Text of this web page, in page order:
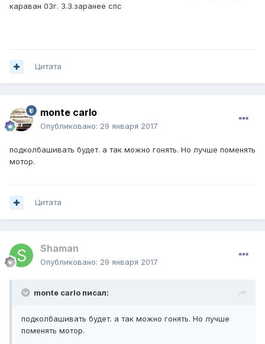
караван 03г. 3.3.заранее спс
Цитата
monte carlo
Опубликовано: 29 января 2017
подколбашивать будет. а так можно гонять. Но лучше поменять
мотор.
Цитата
Shaman
Опубликовано: 29 января 2017
monte carlo писал:
подколбашивать будет. а так можно гонять. Но лучше
поменять мотор.